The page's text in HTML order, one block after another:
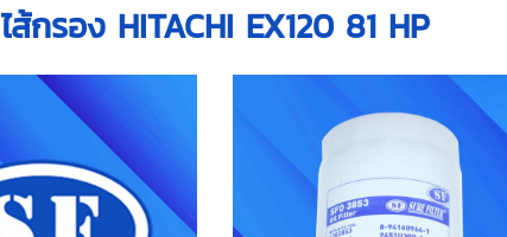
ไส้กรอง HITACHI EX120 81 HP